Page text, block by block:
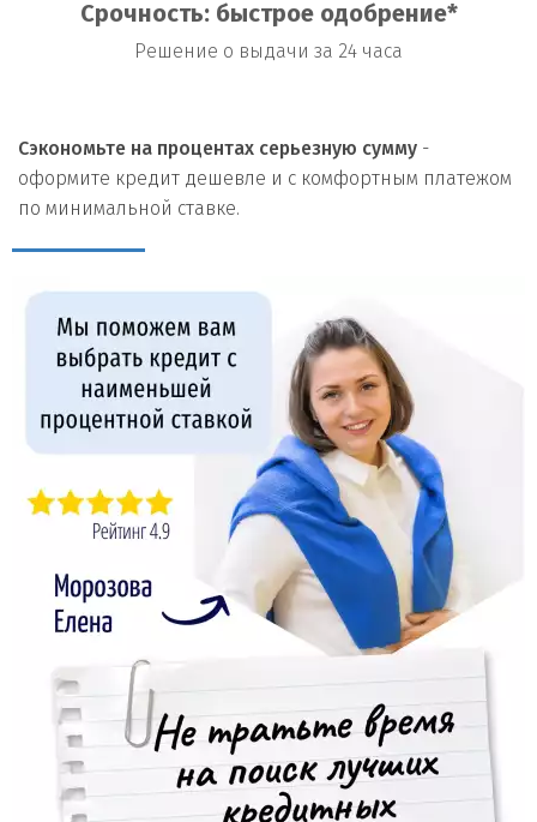
Срочность: быстрое одобрение*
Решение о выдачи за 24 часа
Сэкономьте на процентах серьезную сумму -
оформите кредит дешевле и с комфортным платежом
по минимальной ставке.